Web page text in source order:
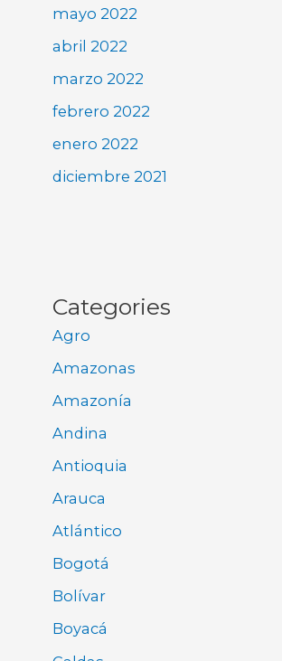
mayo 2022
abril 2022
marzo 2022
febrero 2022
enero 2022
diciembre 2021
Categories
Agro
Amazonas
Amazonía
Andina
Antioquia
Arauca
Atlántico
Bogotá
Bolívar
Boyacá